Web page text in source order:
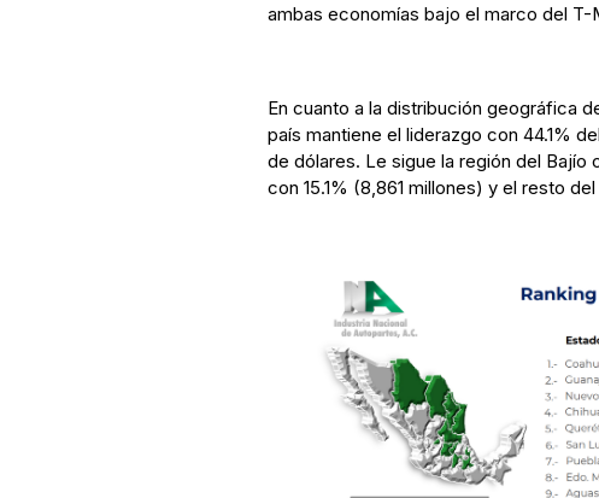
ambas economías bajo el marco del T-
En cuanto a la distribución geográfica
país mantiene el liderazgo con 44.1%
de dólares. Le sigue la región del
con 15.1% (8,861 millones) y el resto